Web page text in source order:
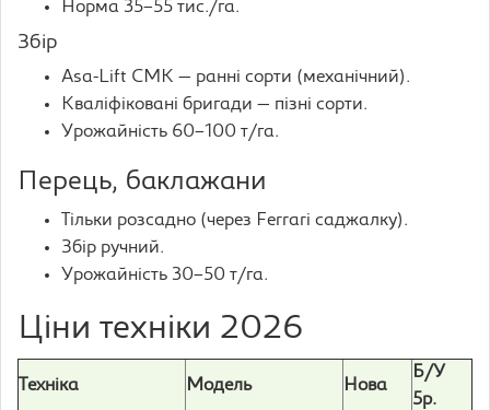
Норма 35–55 тис./га.
Збір
Asa-Lift CMK — ранні сорти (механічний).
Кваліфіковані бригади — пізні сорти.
Урожайність 60–100 т/га.
Перець, баклажани
Тільки розсадно (через Ferrari саджалку).
Збір ручний.
Урожайність 30–50 т/га.
Ціни техніки 2026
Техніка Модель Нова
Б/У
5р.